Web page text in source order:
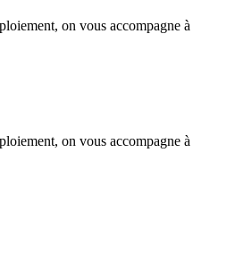
on vous accompagne à
on vous accompagne à